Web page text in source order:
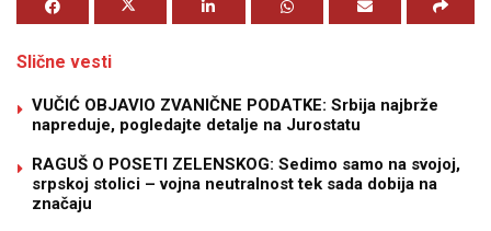
Slične vesti
VUČIĆ OBJAVIO ZVANIČNE PODATKE: Srbija najbrže
napreduje, pogledajte detalje na Jurostatu
RAGUŠ O POSETI ZELENSKOG: Sedimo samo na svojoj,
srpskoj stolici – vojna neutralnost tek sada dobija na
značaju